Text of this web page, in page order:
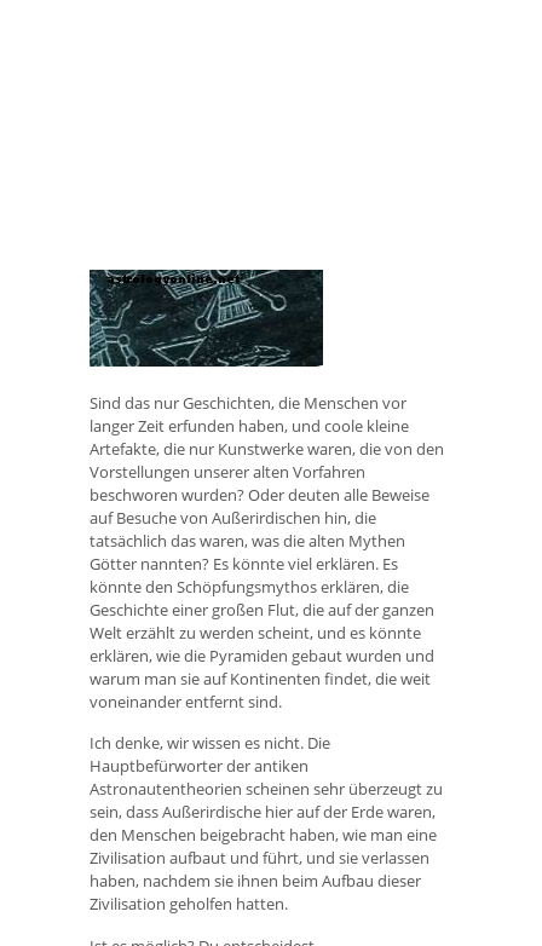
Sind das nur Geschichten, die Menschen vor
langer Zeit erfunden haben, und coole kleine
Artefakte, die nur Kunstwerke waren, die von den
Vorstellungen unserer alten Vorfahren
beschworen wurden? Oder deuten alle Beweise
auf Besuche von Außerirdischen hin, die
tatsächlich das waren, was die alten Mythen
Götter nannten? Es könnte viel erklären. Es
könnte den Schöpfungsmythos erklären, die
Geschichte einer großen Flut, die auf der ganzen
Welt erzählt zu werden scheint, und es könnte
erklären, wie die Pyramiden gebaut wurden und
warum man sie auf Kontinenten findet, die weit
voneinander entfernt sind.
Ich denke, wir wissen es nicht. Die
Hauptbefürworter der antiken
Astronautentheorien scheinen sehr überzeugt zu
sein, dass Außerirdische hier auf der Erde waren,
den Menschen beigebracht haben, wie man eine
Zivilisation aufbaut und führt, und sie verlassen
haben, nachdem sie ihnen beim Aufbau dieser
Zivilisation geholfen hatten.